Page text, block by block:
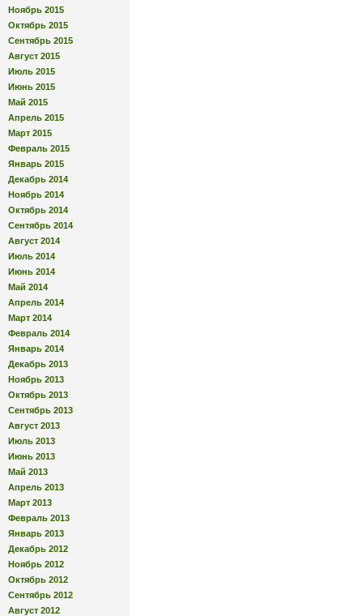
Ноябрь 2015
Октябрь 2015
Сентябрь 2015
Август 2015
Июль 2015
Июнь 2015
Май 2015
Апрель 2015
Март 2015
Февраль 2015
Январь 2015
Декабрь 2014
Ноябрь 2014
Октябрь 2014
Сентябрь 2014
Август 2014
Июль 2014
Июнь 2014
Май 2014
Апрель 2014
Март 2014
Февраль 2014
Январь 2014
Декабрь 2013
Ноябрь 2013
Октябрь 2013
Сентябрь 2013
Август 2013
Июль 2013
Июнь 2013
Май 2013
Апрель 2013
Март 2013
Февраль 2013
Январь 2013
Декабрь 2012
Ноябрь 2012
Октябрь 2012
Сентябрь 2012
Август 2012